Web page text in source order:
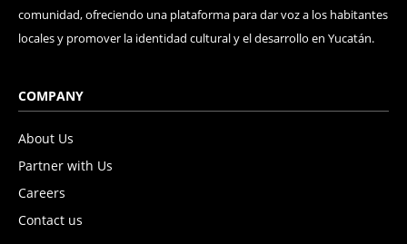
comunidad, ofreciendo una plataforma para dar voz a los habitantes
locales y promover la identidad cultural y el desarrollo en Yucatán.
COMPANY
About Us
Partner with Us
Careers
Contact us